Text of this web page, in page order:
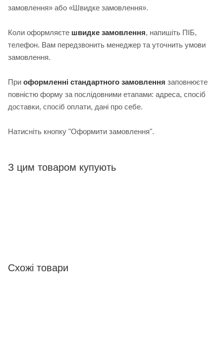
замовлення» або «Швидке замовлення».
Коли оформляєте швидке замовлення, напишіть ПІБ,
телефон. Вам передзвонить менеджер та уточнить умови
замовлення.
При оформленні стандартного замовлення заповнюєте
повністю форму за послідовними етапами: адреса, спосіб
доставки, спосіб оплати, дані про себе.
Натисніть кнопку "Оформити замовлення".
З цим товаром купують
Схожі товари